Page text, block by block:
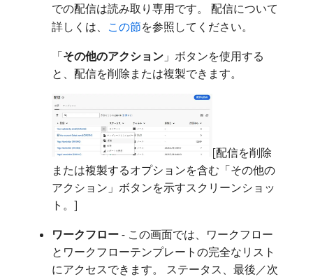
での配信は読み取り専用です。 配信について
詳しくは、 この節を参照してください。
「その他のアクション 」ボタンを使用する
と、配信を削除または複製できます。
[配信を削除
または複製するオプションを含む「その他の
アクション」ボタンを示すスクリーンショッ
ト。]
ワークフロー - この画面では、ワークフロー
とワークフローテンプレートの完全なリスト
にアクセスできます。 ステータス、最後／次